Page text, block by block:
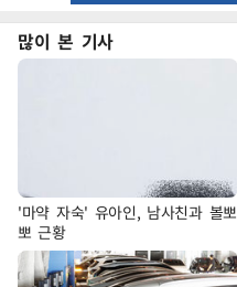
많이 본 기사
'마약 자숙' 유아인, 남사친과 볼뽀
뽀 근황